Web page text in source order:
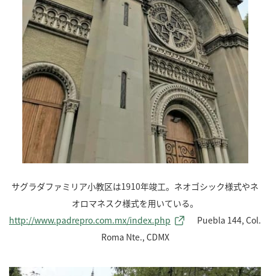
サグラダファミリア小教区は1910年竣工。ネオゴシック様式やネ
オロマネスク様式を用いている。
http://www.padrepro.com.mx/index.php
Puebla 144, Col.
Roma Nte., CDMX